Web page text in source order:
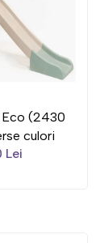
Eco (2430
culori
Lei